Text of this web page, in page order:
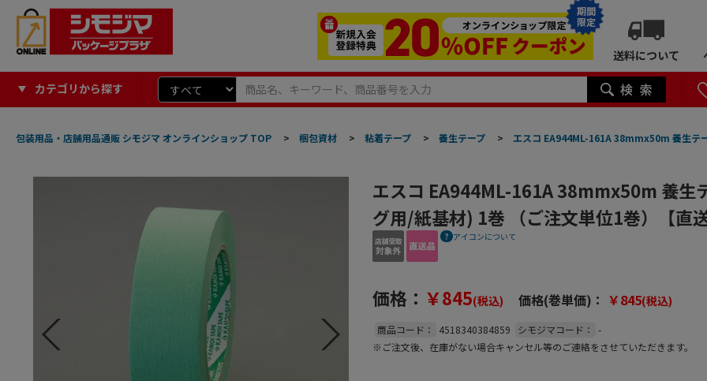
期間
限定
送料について
カテゴリから探す
包装用品・店舗用品通販 シモジマ オンラインショップ TOP > 梱包資材 > 粘着テープ > 養生テープ > エスコ EA944ML-161A 38mmx50m 養生テ
エスコ EA944ML-161A 38mmx50m 養生
グ用/紙基材) 1巻 （ご注文単位1巻）【直
アイコンについて
価格： ￥845(税込) 価格(巻単価)： ￥845(税込)
商品コード： 4518340384859 シモジマコード：
-
※ご注文後、在庫がない場合キャンセル等のご連絡をさせていただきます。